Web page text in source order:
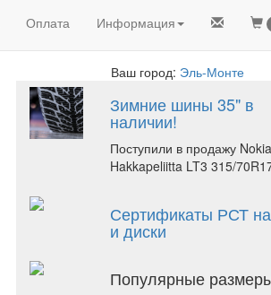
Оплата Информация
Ваш город: Эль-Монте
Зимние шины 35" в
наличии!
Поступили в продажу
Hakkapeliitta LT3 315/
Сертификаты РСТ
и диски
Популярные